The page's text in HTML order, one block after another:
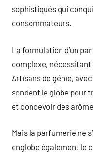
sophistiqués qui
consommateurs.
La formulation d’un
complexe,
Artisans de génie,
sondent le globe pour
et concevoir des
Mais la parfumerie ne
englobe également le